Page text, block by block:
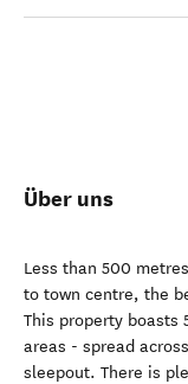
Über uns
Less than 500
to town centre, the
This property boasts
areas - spread
sleepout. There is